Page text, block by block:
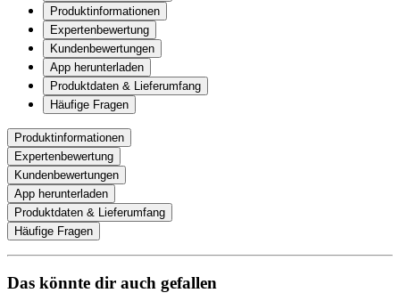
Produktinformationen
Expertenbewertung
Kundenbewertungen
App herunterladen
Produktdaten & Lieferumfang
Häufige Fragen
Produktinformationen
Expertenbewertung
Kundenbewertungen
App herunterladen
Produktdaten & Lieferumfang
Häufige Fragen
Das könnte dir auch gefallen